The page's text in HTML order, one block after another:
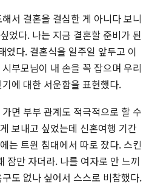
서 결혼을 결심한 게 아니다 보니
었다. 나는 지금 결혼할 준비가 된
였다. 결혼식을 일주일 앞두고 이
부모님이 내 손을 꼭 잡으며 우리
에 대한 서운함을 표현했다.
면 부부 관계도 적극적으로 할 수
보내고 싶었는데 신혼여행 기간
는 트윈 침대에서 따로 잤다. 스킨
잠만 자더라. 나를 여자로 안 느끼
도 없나 싶어서 스스로 비참했다.